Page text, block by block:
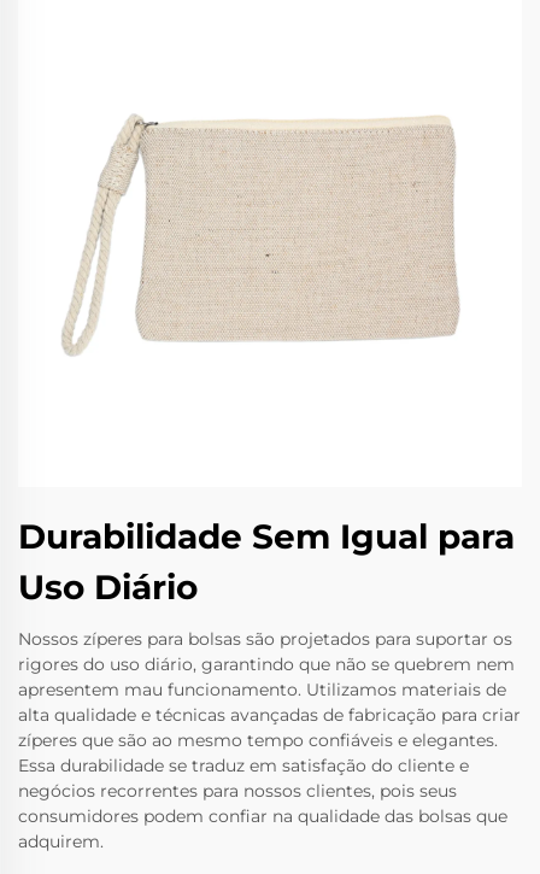
Durabilidade Sem Igual para
Uso Diário
Nossos zíperes para bolsas são projetados para suportar os
rigores do uso diário, garantindo que não se quebrem nem
apresentem mau funcionamento. Utilizamos materiais de
alta qualidade e técnicas avançadas de fabricação para criar
zíperes que são ao mesmo tempo confiáveis e elegantes.
Essa durabilidade se traduz em satisfação do cliente e
negócios recorrentes para nossos clientes, pois seus
consumidores podem confiar na qualidade das bolsas que
adquirem.